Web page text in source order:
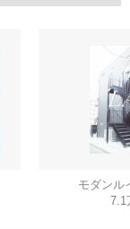
モダンル
7.1